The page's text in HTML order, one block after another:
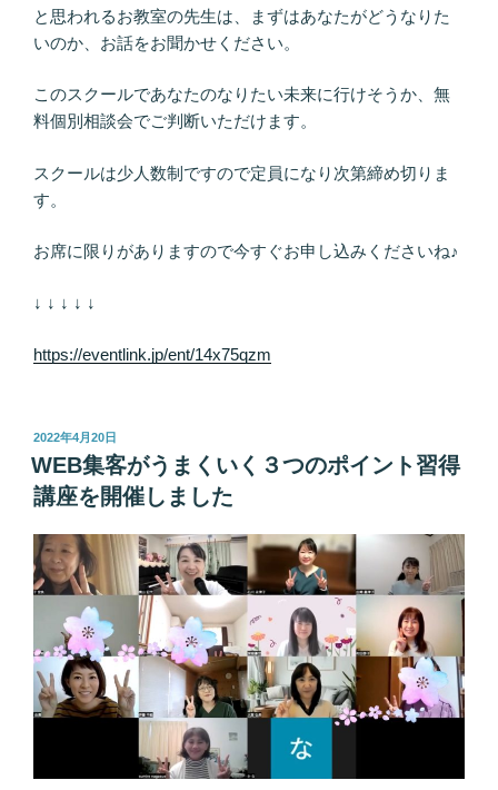
と思われるお教室の先生は、まずはあなたがどうなりた
いのか、お話をお聞かせください。
このスクールであなたのなりたい未来に行けそうか、無
料個別相談会でご判断いただけます。
スクールは少人数制ですので定員になり次第締め切りま
す。
お席に限りがありますので今すぐお申し込みくださいね♪
↓ ↓ ↓ ↓ ↓
https://eventlink.jp/ent/14x75qzm
投
稿
日:
2022年4月20日
WEB集客がうまくいく３つのポイント習得
講座を開催しました